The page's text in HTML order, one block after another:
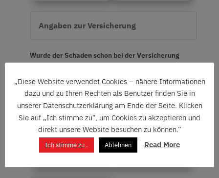
Wurde der Schaden schon bei der Versicherung
JA
„Diese Website verwendet Cookies – nähere Informationen
dazu und zu Ihren Rechten als Benutzer finden Sie in
unserer Datenschutzerklärung am Ende der Seite. Klicken
Sie auf „Ich stimme zu“, um Cookies zu akzeptieren und
direkt unsere Website besuchen zu können.“
Ich stimme zu . Ablehnen Read More